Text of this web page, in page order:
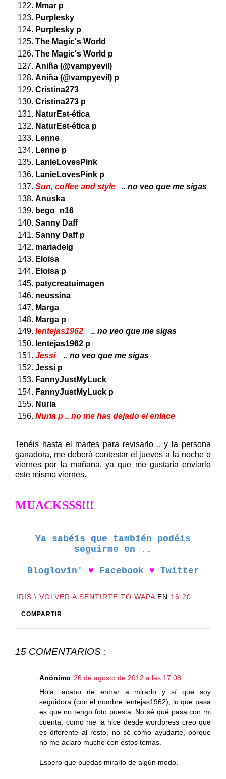
Mmar p
Purplesky
Purplesky p
The Magic's World
The Magic's World p
Aniña (@vampyevil)
Aniña (@vampyevil) p
Cristina273
Cristina273 p
NaturEst-ética
NaturEst-ética p
Lenne
Lenne p
LanieLovesPink
LanieLovesPink p
Sun, coffee and style
.. no veo que me sigas
Anuska
bego_n16
Sanny Daff
Sanny Daff p
mariadelg
Eloisa
Eloisa p
patycreatuimagen
neussina
Marga
Marga p
lentejas1962
.. no veo que me sigas
lentejas1962 p
Jessi
.. no veo que me sigas
Jessi p
FannyJustMyLuck
FannyJustMyLuck p
Nuria
Nuria p .. no me has dejado el enlace
Tenéis hasta el martes para revisarlo .. y la persona
ganadora, me deberá contestar el jueves a la noche o
viernes por la mañana, ya que me gustaría enviarlo
este mismo viernes.
MUACKSSS!!!
Ya sabéis que también podéis
seguirme en ..
Bloglovin' ♥ Facebook ♥ Twitter
IRIS \ VOLVER A SENTIRTE TO WAPA EN 16:20
COMPARTIR
15 COMENTARIOS :
Anónimo 26 de agosto de 2012 a las 17:08
Hola, acabo de entrar a mirarlo y sí que soy
seguidora (con el nombre lentejas1962), lo que pasa
es que no tengo foto puesta. No sé qué pasa con mi
cuenta, como me la hice desde wordpress creo que
es diferente al resto, no sé cómo ayudarte, porque
no me aclaro mucho con estos temas.
Espero que puedas mirarlo de algún modo.